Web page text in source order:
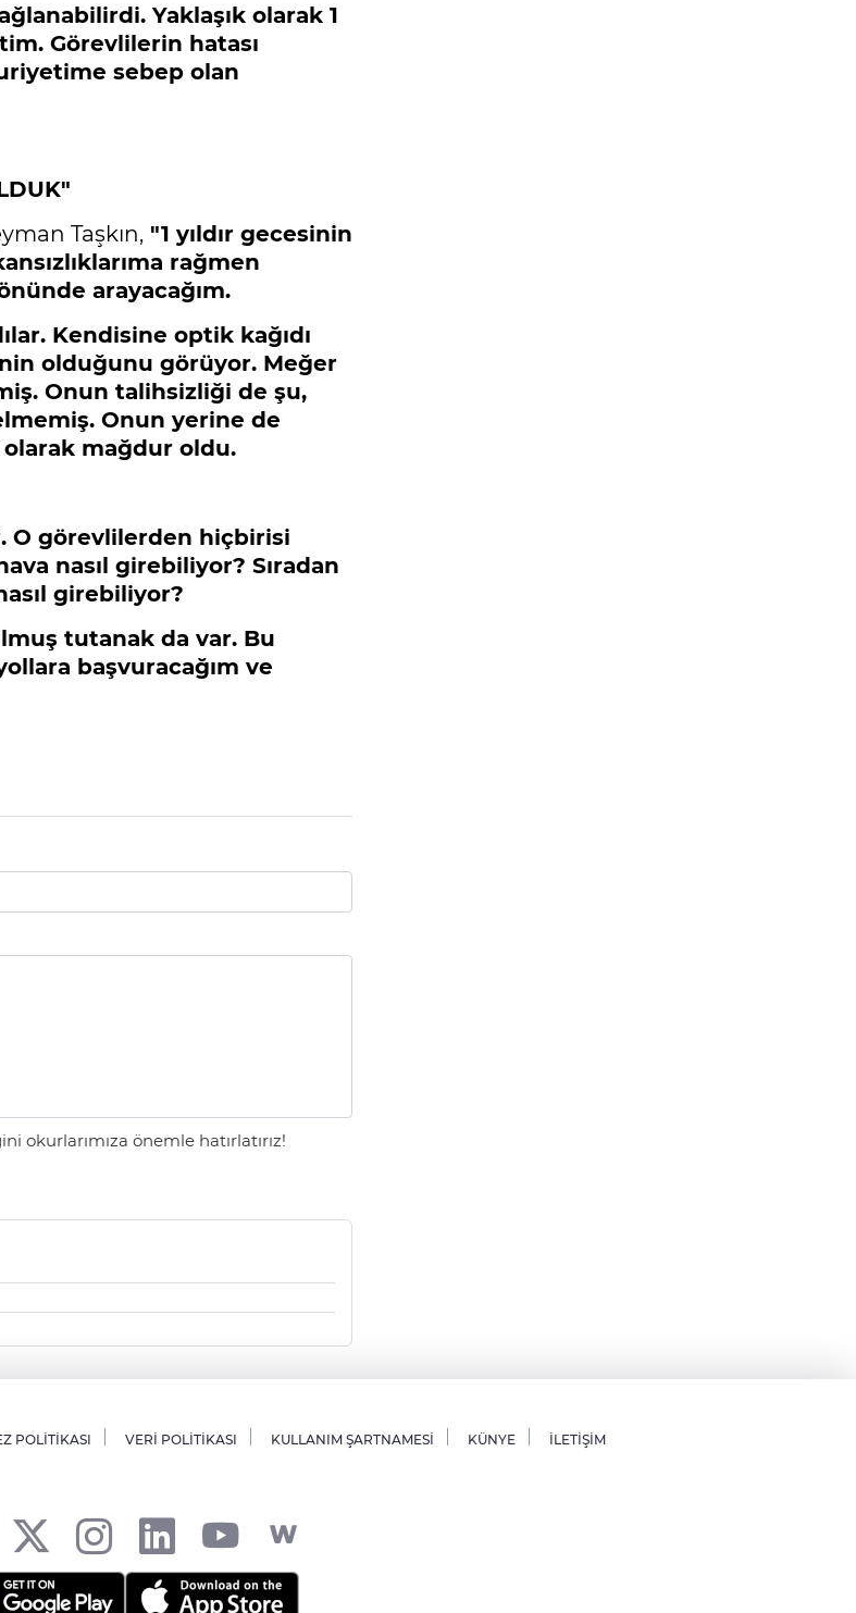
Yaklaşık olarak 1
Görevlilerin hatası
sebep olan
Taşkın, "1 yıldır gecesinin
rağmen
arayacağım.
Kendisine optik kağıdı
olduğunu görüyor. Meğer
Onun talihsizliği de şu,
Onun yerine de
mağdur oldu.
O görevlilerden hiçbirisi
nasıl girebiliyor? Sıradan
girebiliyor?
tutanak da var. Bu
başvuracağım ve
önemle hatırlatırız!
POLİTİKASI VERİ POLİTİKASI KULLANIM ŞARTNAMESİ KÜNYE İLETİŞİM